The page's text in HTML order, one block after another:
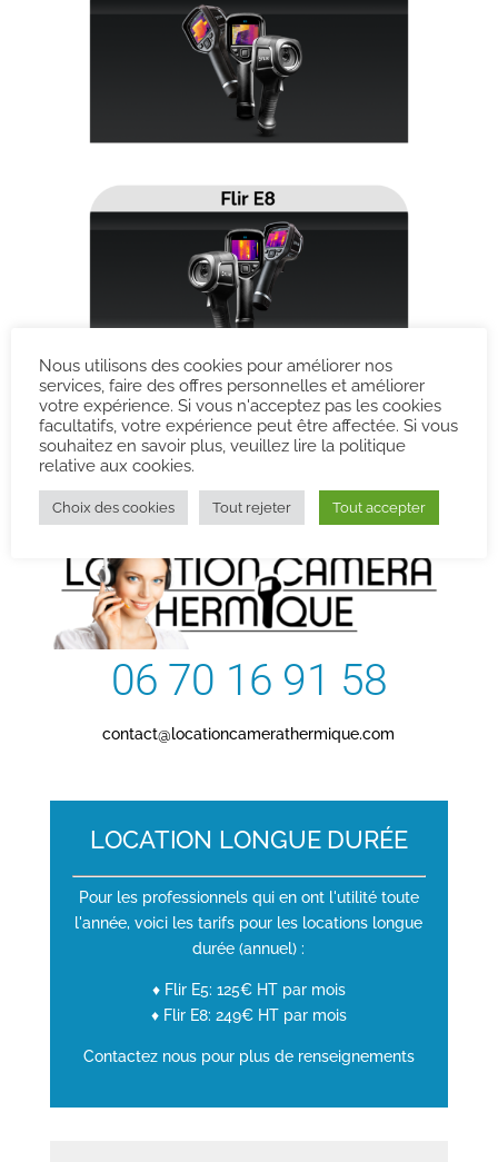
Contactez-nous
06 70 16 91 58
contact@locationcamerathermique.com
LOCATION LONGUE DURÉE
Pour les professionnels qui en ont l'utilité toute
l'année, voici les tarifs pour les locations longue
durée (annuel) :
♦ Flir E5: 125€ HT par mois
♦ Flir E8: 249€ HT par mois
Contactez nous pour plus de renseignements
Nous utilisons des cookies pour améliorer nos
services, faire des offres personnelles et améliorer
votre expérience. Si vous n'acceptez pas les cookies
facultatifs, votre expérience peut être affectée. Si vous
souhaitez en savoir plus, veuillez lire la politique
relative aux cookies.
Choix des cookies Tout rejeter Tout accepter